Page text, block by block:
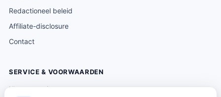
Redactioneel beleid
Affiliate-disclosure
Contact
SERVICE & VOORWAARDEN
Klantenservice